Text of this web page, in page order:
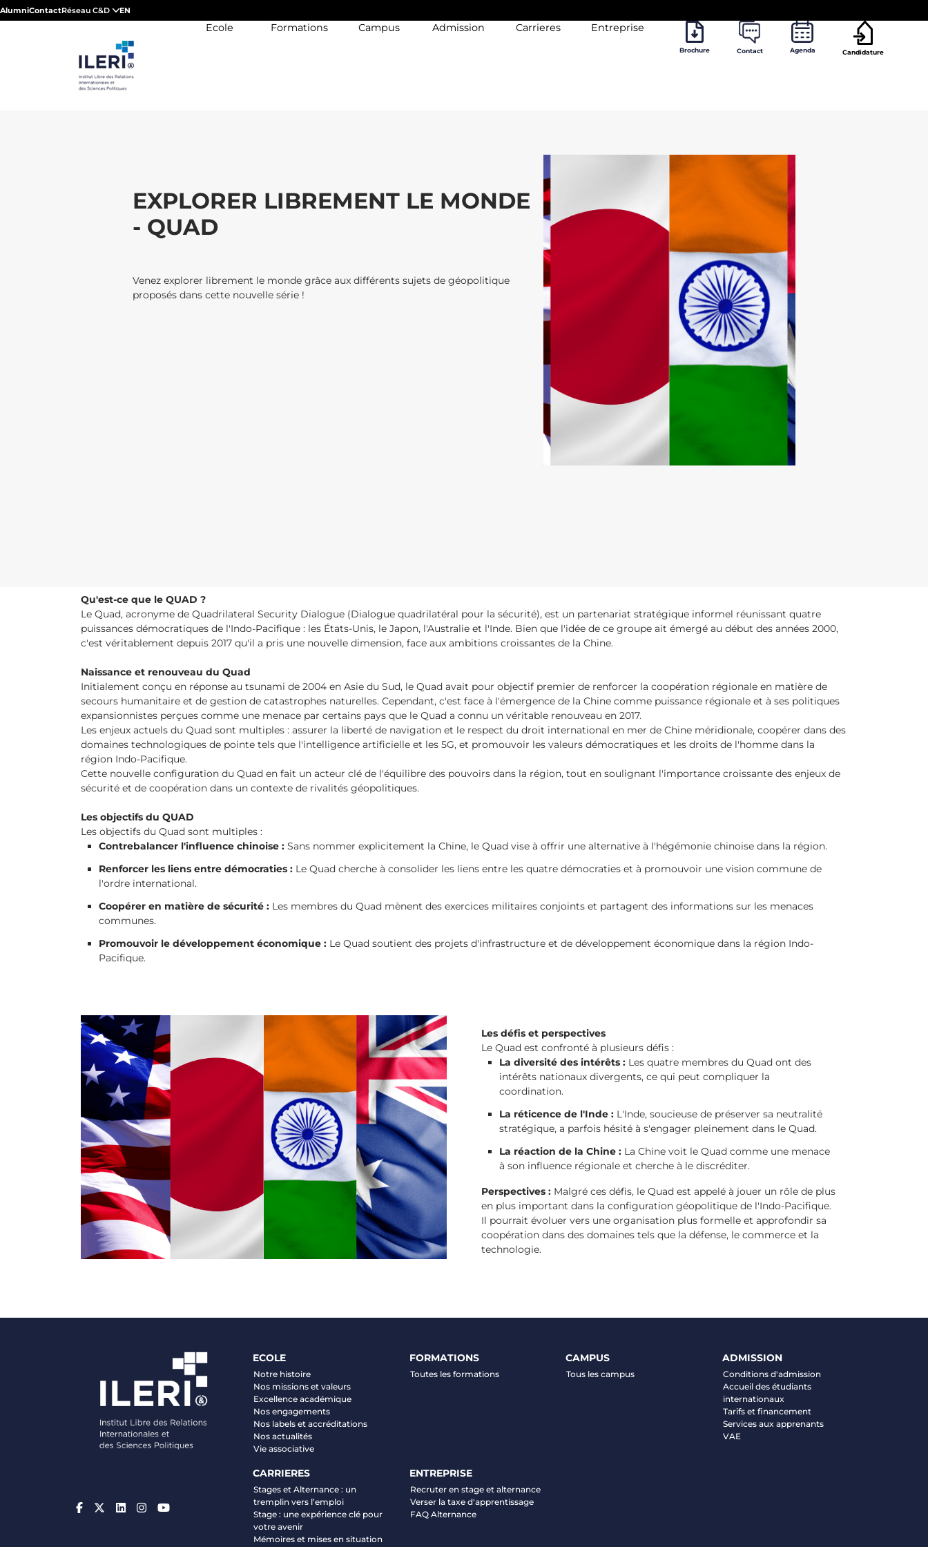
AlumniContactRéseau C&D EN
Ecole Formations Campus Admission Carrieres Entreprise
Brochure Contact Agenda Candidature
EXPLORER LIBREMENT LE MONDE
- QUAD
Venez explorer librement le monde grâce aux différents sujets de géopolitique
proposés dans cette nouvelle série !
Qu'est-ce que le QUAD ?
Le Quad, acronyme de Quadrilateral Security Dialogue (Dialogue quadrilatéral pour la sécurité), est un partenariat stratégique informel réunissant quatre
puissances démocratiques de l'Indo-Pacifique : les États-Unis, le Japon, l'Australie et l'Inde. Bien que l'idée de ce groupe ait émergé au début des années 2000,
c'est véritablement depuis 2017 qu'il a pris une nouvelle dimension, face aux ambitions croissantes de la Chine.
Naissance et renouveau du Quad
Initialement conçu en réponse au tsunami de 2004 en Asie du Sud, le Quad avait pour objectif premier de renforcer la coopération régionale en matière de
secours humanitaire et de gestion de catastrophes naturelles. Cependant, c'est face à l'émergence de la Chine comme puissance régionale et à ses politiques
expansionnistes perçues comme une menace par certains pays que le Quad a connu un véritable renouveau en 2017.
Les enjeux actuels du Quad sont multiples : assurer la liberté de navigation et le respect du droit international en mer de Chine méridionale, coopérer dans des
domaines technologiques de pointe tels que l'intelligence artificielle et les 5G, et promouvoir les valeurs démocratiques et les droits de l'homme dans la
région Indo-Pacifique.
Cette nouvelle configuration du Quad en fait un acteur clé de l'équilibre des pouvoirs dans la région, tout en soulignant l'importance croissante des enjeux de
sécurité et de coopération dans un contexte de rivalités géopolitiques.
Les objectifs du QUAD
Les objectifs du Quad sont multiples :
Contrebalancer l'influence chinoise : Sans nommer explicitement la Chine, le Quad vise à offrir une alternative à l'hégémonie chinoise dans la région.
Renforcer les liens entre démocraties : Le Quad cherche à consolider les liens entre les quatre démocraties et à promouvoir une vision commune de
l'ordre international.
Coopérer en matière de sécurité : Les membres du Quad mènent des exercices militaires conjoints et partagent des informations sur les menaces
communes.
Promouvoir le développement économique : Le Quad soutient des projets d'infrastructure et de développement économique dans la région Indo-
Pacifique.
Les défis et perspectives
Le Quad est confronté à plusieurs défis :
La diversité des intérêts : Les quatre membres du Quad ont des
intérêts nationaux divergents, ce qui peut compliquer la
coordination.
La réticence de l'Inde : L'Inde, soucieuse de préserver sa neutralité
stratégique, a parfois hésité à s'engager pleinement dans le Quad.
La réaction de la Chine : La Chine voit le Quad comme une menace
à son influence régionale et cherche à le discréditer.
Perspectives : Malgré ces défis, le Quad est appelé à jouer un rôle de plus
en plus important dans la configuration géopolitique de l'Indo-Pacifique.
Il pourrait évoluer vers une organisation plus formelle et approfondir sa
coopération dans des domaines tels que la défense, le commerce et la
technologie.
ECOLE
Notre histoire
Nos missions et valeurs
Excellence académique
Nos engagements
Nos labels et accréditations
Nos actualités
Vie associative
FORMATIONS
Toutes les formations
CAMPUS
Tous les campus
ADMISSION
Conditions d'admission
Accueil des étudiants
internationaux
Tarifs et financement
Services aux apprenants
VAE
CARRIERES
Stages et Alternance : un
tremplin vers l’emploi
Stage : une expérience clé pour
votre avenir
Mémoires et mises en situation
ENTREPRISE
Recruter en stage et alternance
Verser la taxe d'apprentissage
FAQ Alternance